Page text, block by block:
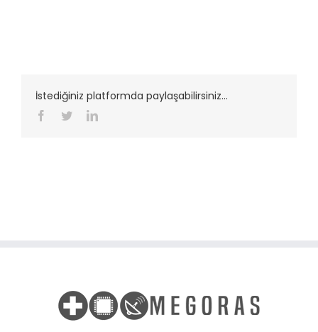
İstediğiniz platformda paylaşabilirsiniz...
Facebook
TwitterLinkedIn